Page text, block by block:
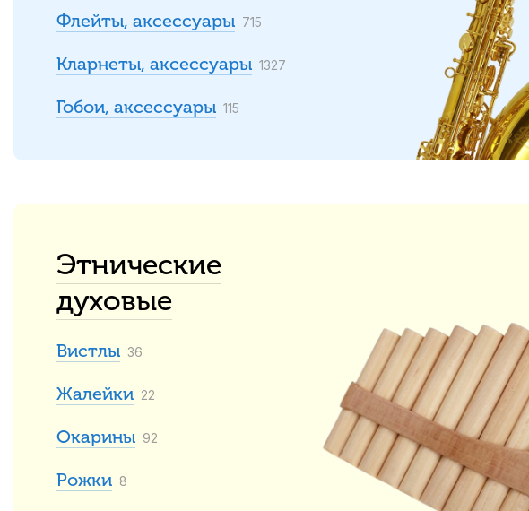
Флейты, аксессуары 715
Кларнеты, аксессуары 1327
Гобои, аксессуары 115
Этнические
духовые
Вистлы 36
Жалейки 22
Окарины 92
Рожки 8